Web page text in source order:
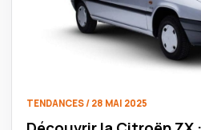
TENDANCES / 28 MAI 2025